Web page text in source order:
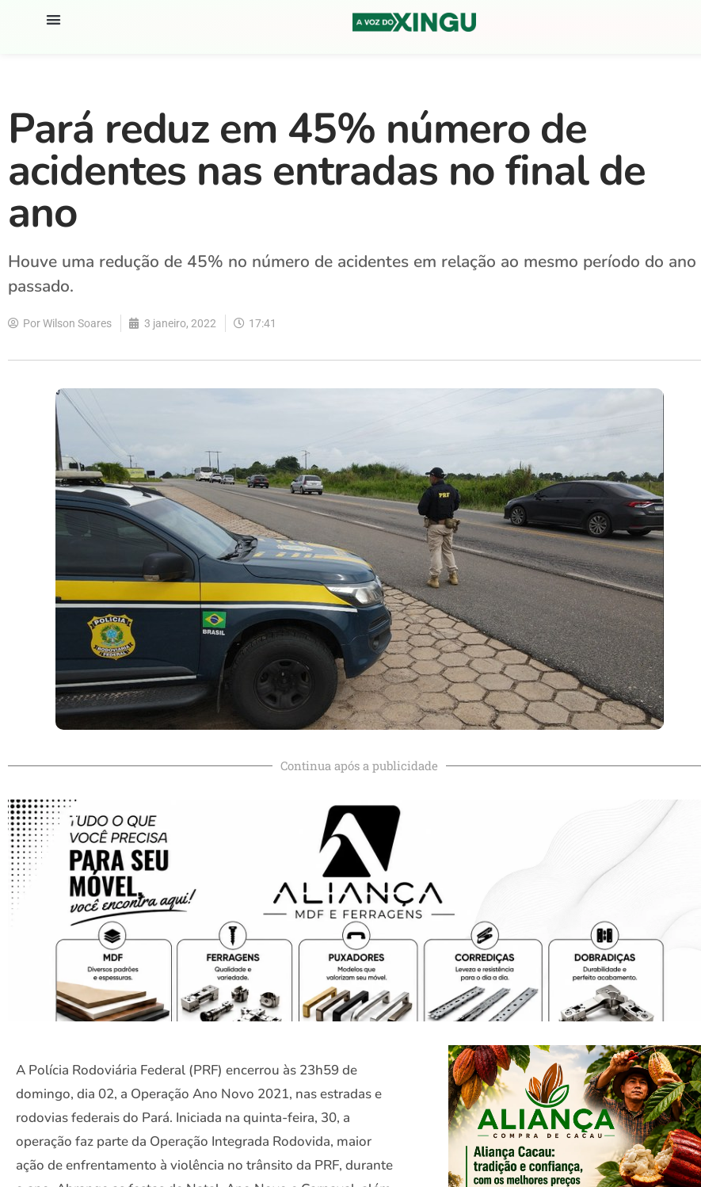
Pará reduz em 45% número de
acidentes nas entradas no final de
ano
Houve uma redução de 45% no número de acidentes em relação ao mesmo período do ano
passado.
PorWilson Soares 3 janeiro, 2022 17:41
Continua após a publicidade
A Polícia Rodoviária Federal (PRF) encerrou às 23h59 de
domingo, dia 02, a Operação Ano Novo 2021, nas estradas e
rodovias federais do Pará. Iniciada na quinta-feira, 30, a
operação faz parte da Operação Integrada Rodovida, maior
ação de enfrentamento à violência no trânsito da PRF, durante